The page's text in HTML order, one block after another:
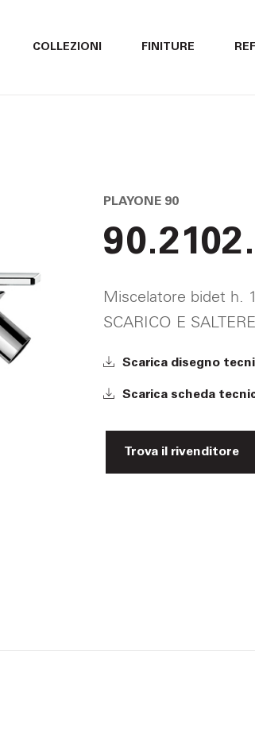
COLLEZIONI FINITURE
PLAYONE 90
Miscelatore bidet h.
SCARICO E
Scarica disegno
Scarica scheda
Trova il rivenditore
ITALIANO
ITALIANO